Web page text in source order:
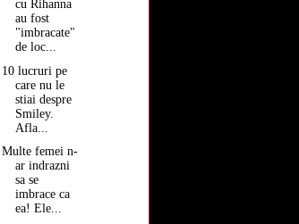
cu Rihanna
au fost
"imbracate"
de loc...
10 lucruri pe
care nu le
stiai despre
Smiley.
Afla...
Multe femei n-
ar indrazni
sa se
imbrace ca
ea! Ele...